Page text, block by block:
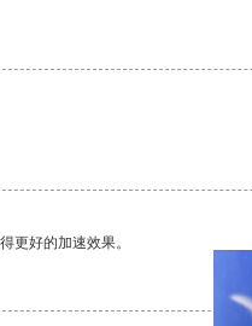
更好的加速效果。